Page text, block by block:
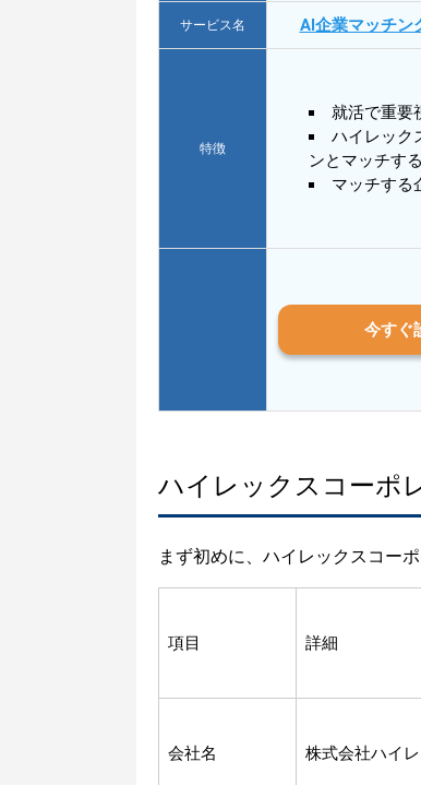
サービス名 AI企業マッチン
特徴
就活で重要
ハイレック
ンとマッチす
マッチする
今すぐ
ハイレックスコーポ
まず初めに、ハイレックスコー
項目 詳細
会社名 株式会社ハイ